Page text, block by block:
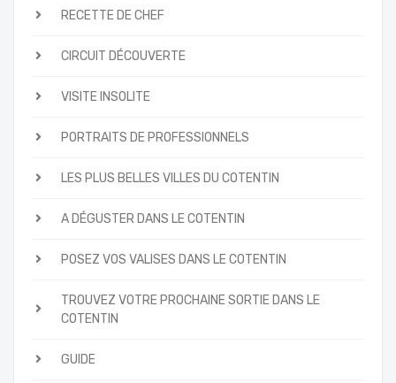
RECETTE DE CHEF
CIRCUIT DÉCOUVERTE
VISITE INSOLITE
PORTRAITS DE PROFESSIONNELS
LES PLUS BELLES VILLES DU COTENTIN
A DÉGUSTER DANS LE COTENTIN
POSEZ VOS VALISES DANS LE COTENTIN
TROUVEZ VOTRE PROCHAINE SORTIE DANS LE
COTENTIN
GUIDE